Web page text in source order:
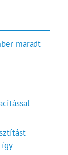
maradt
így